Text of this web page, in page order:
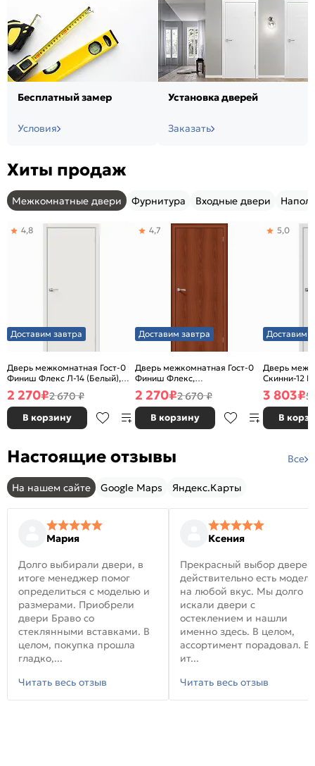
Бесплатный замер
Условия
Установка дверей
Заказать
Хиты продаж
Межкомнатные двери Фурнитура Входные двери
Доставим завтра
Дверь межкомнатная Гост-0
Финиш Флекс Л-14 (Белый),
глухая, каркасно-щитовая
4,8
2 270₽2 670 ₽
В корзину
Доставим завтра
Дверь межкомнатная Гост-0
Финиш Флекс,
Ламинированные Л-11
(ИталОрех), глухая, каркасно-
щитовая
4,7
2 270₽2 670 ₽
В корзину
Доставим
Дверь
Скинни-12
глухая,
5,0
3 803₽5
В
Настоящие отзывы Все
На нашем сайте Google Maps Яндекс.Карты
Мария
Долго выбирали двери, в
итоге менеджер помог
определиться с моделью и
размерами. Приобрели
двери Браво со
стеклянными вставками. В
целом, покупка прошла
гладко,...
Читать весь отзыв
Ксения
Прекрасный выбор
действительно есть модели
на любой вкус. Мы долго
искали двери с
остеклением и нашли
именно здесь. В целом,
ассортимент порадовал. В
ит...
Читать весь отзыв